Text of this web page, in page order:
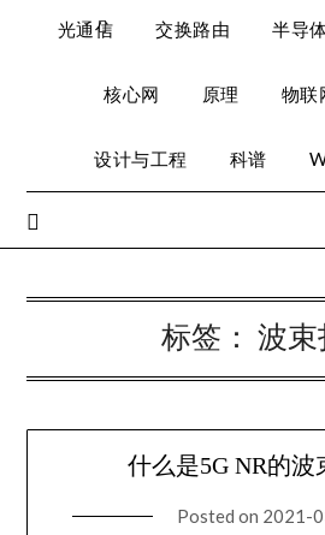
光通信 交换路由 半导
核心网 原理 物联
设计与工程 科谱
标签： 波束
什么是5G NR的波
Posted on 2021-